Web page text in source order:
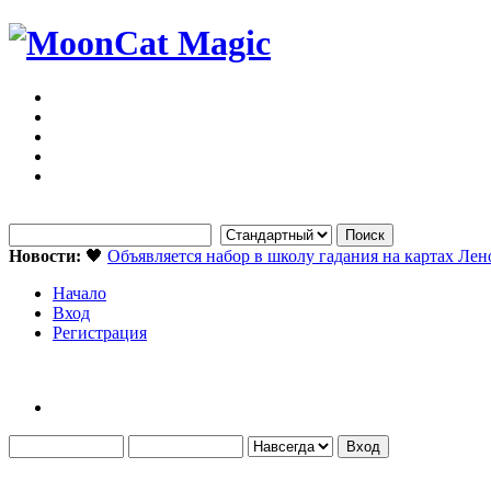
Новости: 🖤 Объявляется набор в школу гадания на картах
Начало
Вход
Регистрация